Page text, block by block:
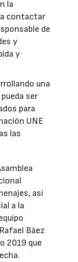
la
contactar
de
y
y
una
ser
para
UNE
las
así
a la
Báez
2019 que